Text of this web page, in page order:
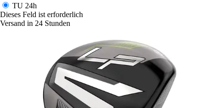
TU 24h
Dieses Feld ist erforderlich
Versand in 24 Stunden